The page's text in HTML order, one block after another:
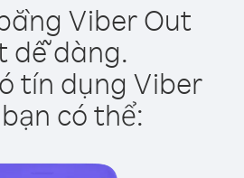
Viber Out
dễ dàng.
tín dụng Viber
có thể: